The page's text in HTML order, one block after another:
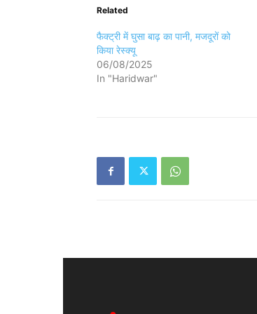
Related
फैक्ट्री में घुसा बाढ़ का पानी, मजदूरों को
किया रेस्क्यू
06/08/2025
In "Haridwar"